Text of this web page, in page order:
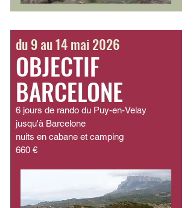
du 9 au 14 mai 2026
OBJECTIF
BARCELONE
6 jours de rando du Puy-en-Velay
jusqu'à Barcelone
nuits en cabane et camping
660 €